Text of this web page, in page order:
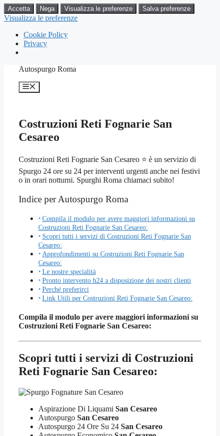
Accetta Nega Visualizza le preferenze Salva preferenze
Visualizza le preferenze
Cookie Policy
Privacy
contenuto
Autospurgo Roma
Costruzioni Reti Fognarie San
Cesareo
Costruzioni Reti Fognarie San Cesareo ⭐ è un servizio di
Spurgo 24 ore su 24 per interventi urgenti anche nei festivi
o in orari notturni. Spurghi Roma chiamaci subito!
Indice per Autospurgo Roma
Compila il modulo per avere maggiori informazioni su
Costruzioni Reti Fognarie San Cesareo:
Scopri tutti i servizi di Costruzioni Reti Fognarie San
Cesareo:
Approfondimenti su Costruzioni Reti Fognarie San
Cesareo:
Le nostre specialità
Pronto intervento h24 a disposizione dei nostri clienti
Perché preferirci
Link Utili per Costruzioni Reti Fognarie San Cesareo:
Compila il modulo per avere maggiori informazioni su
Costruzioni Reti Fognarie San Cesareo:
Scopri tutti i servizi di Costruzioni
Reti Fognarie San Cesareo:
Aspirazione Di Liquami San Cesareo
Autospurgo San Cesareo
Autospurgo 24 Ore Su 24 San Cesareo